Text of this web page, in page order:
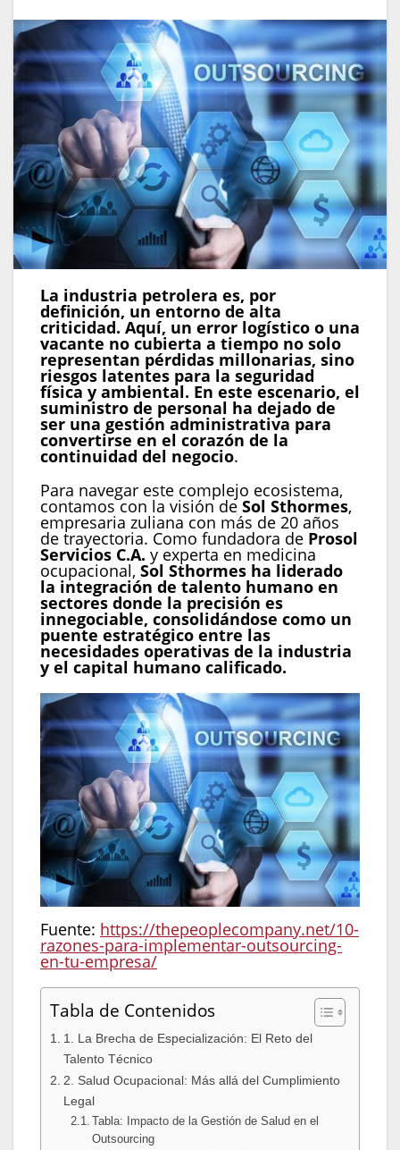
La industria petrolera es, por
definición, un entorno de alta
criticidad. Aquí, un error logístico o una
vacante no cubierta a tiempo no solo
representan pérdidas millonarias, sino
riesgos latentes para la seguridad
física y ambiental. En este escenario, el
suministro de personal ha dejado de
ser una gestión administrativa para
convertirse en el corazón de la
continuidad del negocio.
Para navegar este complejo ecosistema,
contamos con la visión de Sol Sthormes,
empresaria zuliana con más de 20 años
de trayectoria. Como fundadora de Prosol
Servicios C.A. y experta en medicina
ocupacional, Sol Sthormes ha liderado
la integración de talento humano en
sectores donde la precisión es
innegociable, consolidándose como un
puente estratégico entre las
necesidades operativas de la industria
y el capital humano calificado.
Fuente: https://thepeoplecompany.net/10-
razones-para-implementar-outsourcing-
en-tu-empresa/
Tabla de Contenidos
1. La Brecha de Especialización: El Reto del
Talento Técnico
2. Salud Ocupacional: Más allá del Cumplimiento
Legal
Tabla: Impacto de la Gestión de Salud en el
Outsourcing